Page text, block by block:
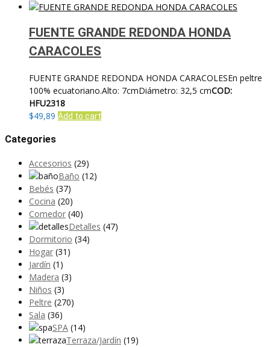
FUENTE GRANDE REDONDA HONDA
CARACOLES
FUENTE GRANDE REDONDA HONDA CARACOLESEn peltre
100% ecuatoriano.Alto: 7cmDiámetro: 32,5 cmCOD:
HFU2318
$49,89 Add to cart
Categories
Accesorios (29)
Baño (12)
Bebés (37)
Cocina (20)
Comedor (40)
Detalles (47)
Dormitorio (34)
Hogar (31)
Jardín (1)
Madera (3)
Niños (3)
Peltre (270)
Sala (36)
SPA (14)
Terraza/Jardín (19)